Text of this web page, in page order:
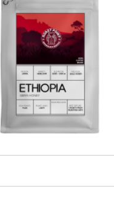
15.00€